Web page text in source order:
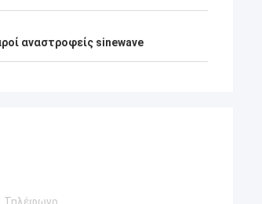
αναστροφείς sinewave